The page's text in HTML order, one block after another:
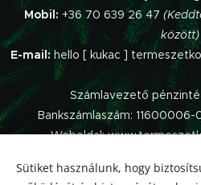
Mobil: +36 70 639 26 47
között)
E-mail:hello [ kukac ]
Számlavezető
Bankszámlaszám:
Weboldal:
Az oldalt a
Sütiket használunk, hogy